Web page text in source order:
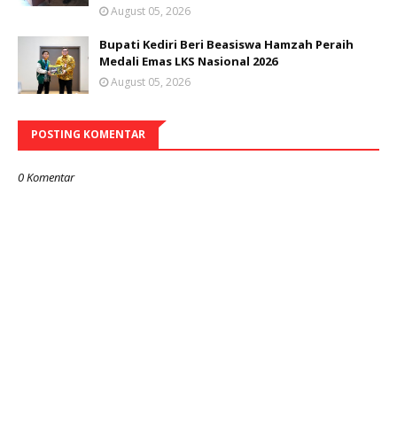
August 05, 2026
Bupati Kediri Beri Beasiswa Hamzah Peraih
Medali Emas LKS Nasional 2026
August 05, 2026
POSTING KOMENTAR
0 Komentar